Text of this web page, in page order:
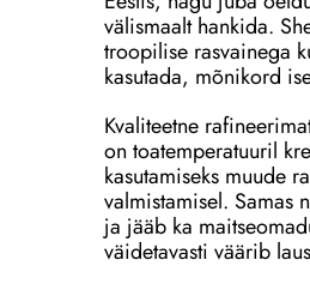
välismaalt hankida.
troopilise rasvainega
kasutada, mõnikord
Kvaliteetne
on toatemperatuuril
kasutamiseks muude
valmistamisel. Samas
ja jääb ka
väidetavasti väärib